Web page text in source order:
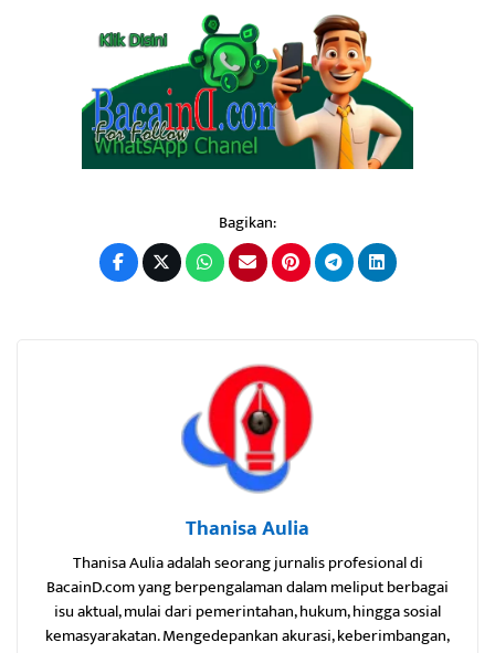
Bagikan:
Thanisa Aulia
Thanisa Aulia adalah seorang jurnalis profesional di
BacainD.com yang berpengalaman dalam meliput berbagai
isu aktual, mulai dari pemerintahan, hukum, hingga sosial
kemasyarakatan. Mengedepankan akurasi, keberimbangan,